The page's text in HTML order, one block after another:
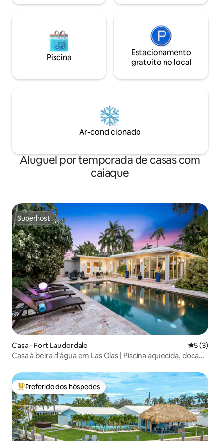
Piscina
Estacionamento
gratuito no local
Ar-condicionado
Aluguel por temporada de casas com
caiaque
Superhost
Superhost
Casa ⋅ Fort Lauderdale 5 de
5 (3)
Casa à beira d'água em Las Olas | Piscina aquecida, doca
Entre os melhores preferidos dos hóspedes
Preferido dos hóspedes